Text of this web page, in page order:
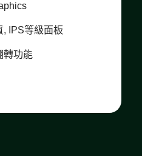
, IPS等級面板
轉功能